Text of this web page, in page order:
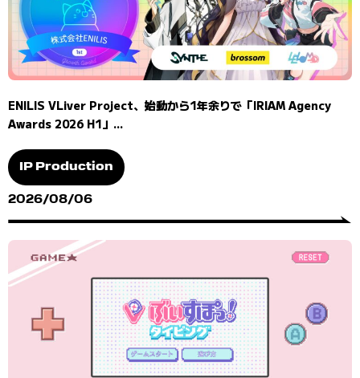
ENILIS VLiver Project、始動から1年余りで「IRIAM Agency
Awards 2026 H1」...
IP Production
2026/08/06